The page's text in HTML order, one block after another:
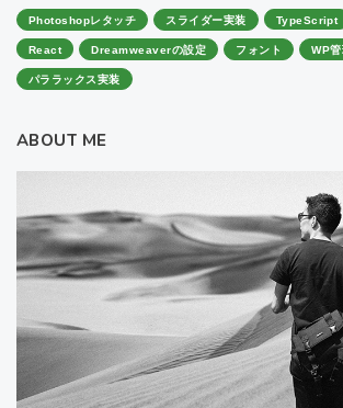
Photoshopレタッチ スライダー実装 TypeScript
React
Dreamweaverの設定 フォント
WP
パララックス実装
ABOUT ME